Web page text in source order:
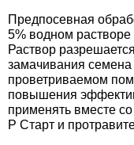
Предпосевная
5% водном растворе
Раствор
замачивания
проветриваемом
повышения
применять вместе
Р Старт и